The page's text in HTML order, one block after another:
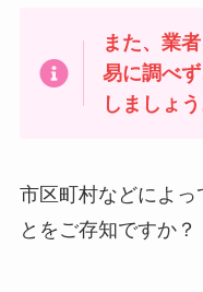
また、業
易に調べ
しましょう
市区町村などによっ
とをご存知ですか？